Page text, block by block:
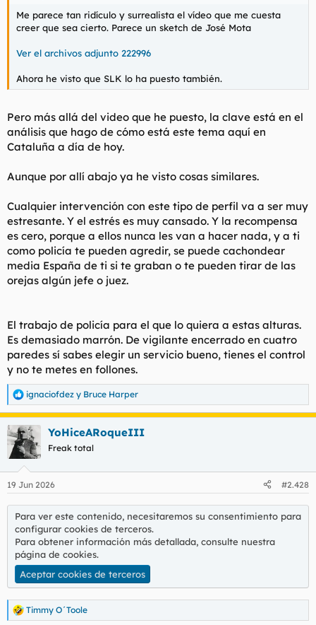
Me parece tan ridículo y surrealista el vídeo que me cuesta
creer que sea cierto. Parece un sketch de José Mota
Ver el archivos adjunto 222996
Ahora he visto que SLK lo ha puesto también.
Pero más allá del video que he puesto, la clave está en el
análisis que hago de cómo está este tema aquí en
Cataluña a día de hoy.
Aunque por allí abajo ya he visto cosas similares.
Cualquier intervención con este tipo de perfil va a ser muy
estresante. Y el estrés es muy cansado. Y la recompensa
es cero, porque a ellos nunca les van a hacer nada, y a ti
como policía te pueden agredir, se puede cachondear
media España de ti si te graban o te pueden tirar de las
orejas algún jefe o juez.
El trabajo de policía para el que lo quiera a estas alturas.
Es demasiado marrón. De vigilante encerrado en cuatro
paredes sí sabes elegir un servicio bueno, tienes el control
y no te metes en follones.
R
e
a
c
c
e
ignaciofdez y Bruce Harper
YoHiceARoqueIII
Freak total
19 Jun 2026 #2.428
Para ver este contenido, necesitaremos su consentimiento para
configurar cookies de terceros.
Para obtener información más detallada, consulte nuestra
página de cookies.
Aceptar cookies de terceros
R
Timmy O´Toole